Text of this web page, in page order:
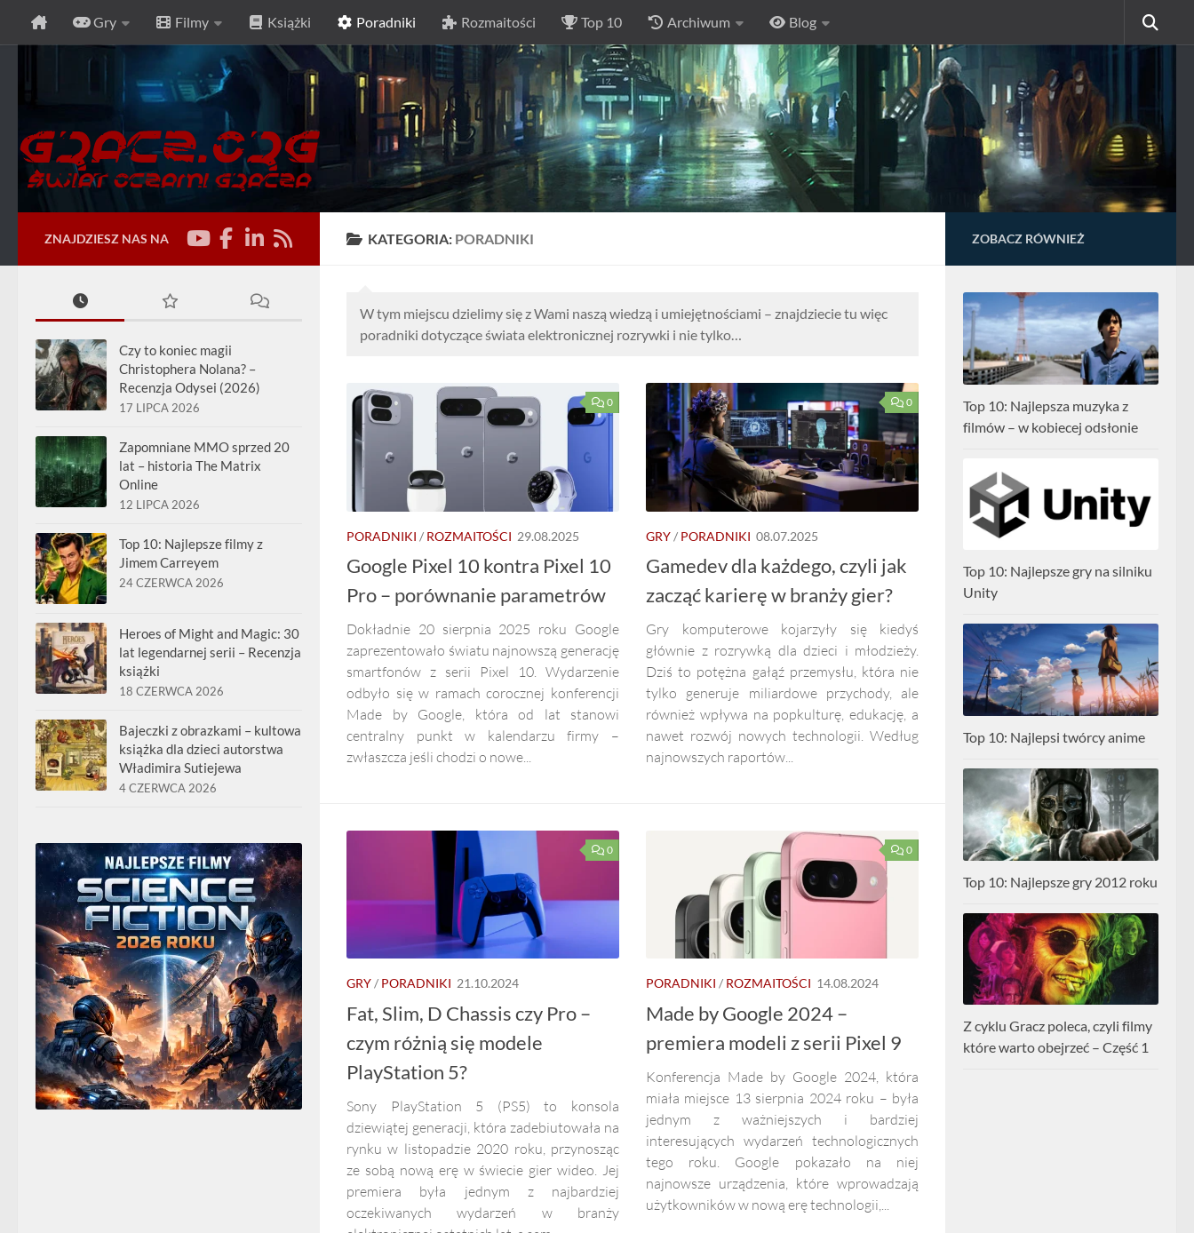
Przeskocz do treści
Gry Filmy Książki Poradniki Rozmaitości Top 10 Archiwum Blog
KATEGORIA: PORADNIKI
W tym miejscu dzielimy się z Wami naszą wiedzą i umiejętnościami – znajdziecie tu więc
poradniki dotyczące świata elektronicznej rozrywki i nie tylko…
0
PORADNIKI / ROZMAITOŚCI 29.08.2025
Google Pixel 10 kontra Pixel 10
Pro – porównanie parametrów
Dokładnie 20 sierpnia 2025 roku Google
zaprezentowało światu najnowszą generację
smartfonów z serii Pixel 10. Wydarzenie
odbyło się w ramach corocznej konferencji
Made by Google, która od lat stanowi
centralny punkt w kalendarzu firmy –
zwłaszcza jeśli chodzi o nowe...
0
GRY/ PORADNIKI 08.07.2025
Gamedev dla każdego, czyli jak
zacząć karierę w branży gier?
Gry komputerowe kojarzyły się kiedyś
głównie z rozrywką dla dzieci i młodzieży.
Dziś to potężna gałąź przemysłu, która nie
tylko generuje miliardowe przychody, ale
również wpływa na popkulturę, edukację, a
nawet rozwój nowych technologii. Według
najnowszych raportów...
0
GRY/ PORADNIKI 21.10.2024
Fat, Slim, D Chassis czy Pro –
czym różnią się modele
PlayStation 5?
Sony PlayStation 5 (PS5) to konsola
dziewiątej generacji, która zadebiutowała na
rynku w listopadzie 2020 roku, przynosząc
ze sobą nową erę w świecie gier wideo. Jej
premiera była jednym z najbardziej
oczekiwanych wydarzeń w branży
0
PORADNIKI / ROZMAITOŚCI 14.08.2024
Made by Google 2024 –
premiera modeli z serii Pixel 9
Konferencja Made by Google 2024, która
miała miejsce 13 sierpnia 2024 roku – była
jednym z ważniejszych i bardziej
interesujących wydarzeń technologicznych
tego roku. Google pokazało na niej
najnowsze urządzenia, które wprowadzają
użytkowników w nową erę technologii,...
ZNAJDZIESZ NAS NA
Czy to koniec magii
Christophera Nolana? –
Recenzja Odysei (2026)
17 LIPCA 2026
Zapomniane MMO sprzed 20
lat – historia The Matrix
Online
12 LIPCA 2026
Top 10: Najlepsze filmy z
Jimem Carreyem
24 CZERWCA 2026
Heroes of Might and Magic: 30
lat legendarnej serii – Recenzja
książki
18 CZERWCA 2026
Bajeczki z obrazkami – kultowa
książka dla dzieci autorstwa
Władimira Sutiejewa
4 CZERWCA 2026
ZOBACZ RÓWNIEŻ
Top 10: Najlepsza muzyka z
filmów – w kobiecej odsłonie
Top 10: Najlepsze gry na silniku
Unity
Top 10: Najlepsi twórcy anime
Top 10: Najlepsze gry 2012 roku
Z cyklu Gracz poleca, czyli filmy
które warto obejrzeć – Część 1